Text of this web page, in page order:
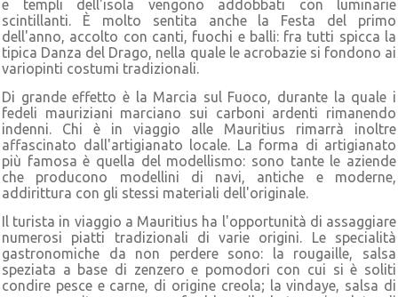
e templi dell'isola vengono addobbati con luminarie
scintillanti. È molto sentita anche la Festa del primo
dell'anno, accolto con canti, fuochi e balli: fra tutti spicca la
tipica Danza del Drago, nella quale le acrobazie si fondono ai
variopinti costumi tradizionali.
Di grande effetto è la Marcia sul Fuoco, durante la quale i
fedeli mauriziani marciano sui carboni ardenti rimanendo
indenni. Chi è in viaggio alle Mauritius rimarrà inoltre
affascinato dall'artigianato locale. La forma di artigianato
più famosa è quella del modellismo: sono tante le aziende
che producono modellini di navi, antiche e moderne,
addirittura con gli stessi materiali dell'originale.
Il turista in viaggio a Mauritius ha l'opportunità di assaggiare
numerosi piatti tradizionali di varie origini. Le specialità
gastronomiche da non perdere sono: la rougaille, salsa
speziata a base di zenzero e pomodori con cui si è soliti
condire pesce e carne, di origine creola; la vindaye, salsa di